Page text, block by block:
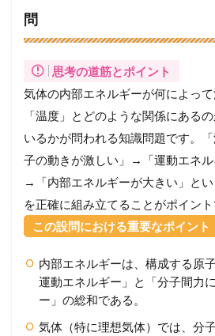
必
で
す
問
思考の道筋とポイント
気体の内部エネルギーが何によっ
「温度」とどのような関係にある
いるかが問われる知識問題です。
子の動きが激しい」→「運動エネル
→「内部エネルギーが大きい」と
を正確に組み立てることがポイント
この設問における重要なポイント
内部エネルギーは、構成する原
運動エネルギー」と「分子間力
ー」の総和である。
気体（特に理想気体）では、分